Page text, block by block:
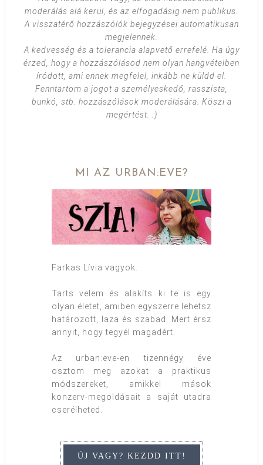
moderálás alá kerül, és az elfogadásig nem publikus.
A visszatérő hozzászólók bejegyzései automatikusan
megjelennek.
A kedvesség és a tolerancia alapvető errefelé. Ha úgy
érzed, hogy a hozzászólásod nem olyan hangvételben
íródott, ami ennek megfelel, inkább ne küldd el.
Fenntartom a jogot a személyeskedő, rasszista,
bunkó, stb. hozzászólások moderálására. Köszi a
megértést. :)
MI AZ URBAN:EVE?
Farkas Lívia vagyok.
Tarts velem és alakíts ki te is egy
olyan életet, amiben egyszerre lehetsz
határozott, laza és szabad. Mert érsz
annyit, hogy tegyél magadért.
Az urban:eve-en tizennégy éve
osztom meg azokat a praktikus
módszereket, amikkel mások
konzerv-megoldásait a saját utadra
cserélheted.